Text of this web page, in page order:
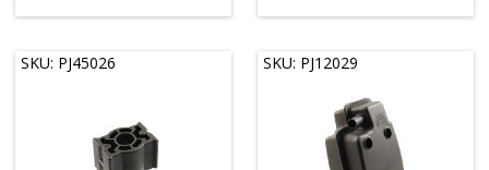
SKU: PJ45026 SKU: PJ12029